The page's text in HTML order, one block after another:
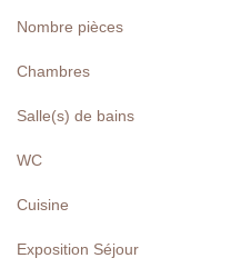
Nombre pièces
Chambres
Salle(s) de bains
WC
Cuisine
Exposition Séjour